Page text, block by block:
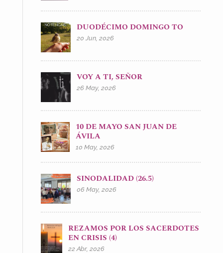
DUODÉCIMO DOMINGO TO
20 Jun, 2026
VOY A TI, SEÑOR
26 May, 2026
10 DE MAYO SAN JUAN DE
ÁVILA
10 May, 2026
SINODALIDAD (26.5)
06 May, 2026
REZAMOS POR LOS SACERDOTES
EN CRISIS (4)
22 Abr, 2026